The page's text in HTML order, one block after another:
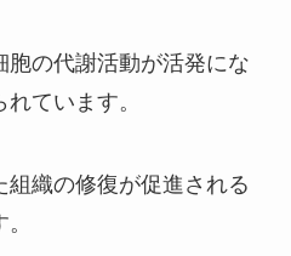
の代謝活動が活発にな
ています。
組織の修復が促進される